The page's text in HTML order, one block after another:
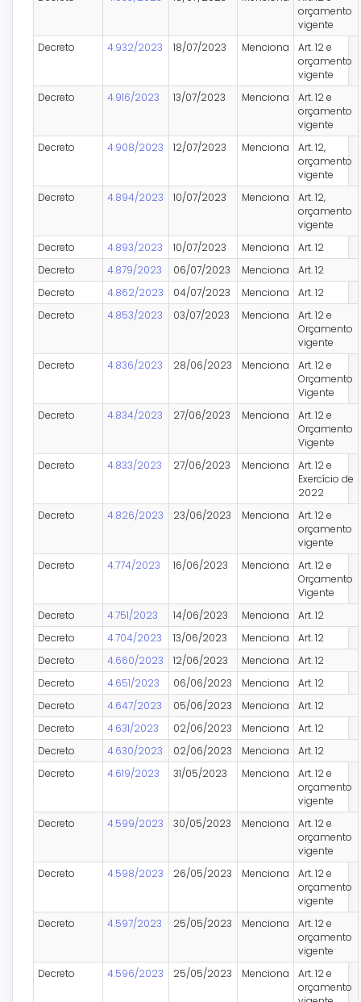
orçamento
vigente
Decreto
4.932/2023 18/07/2023 Menciona
Art. 12 e
orçamento
vigente
Decreto
4.916/2023 13/07/2023 Menciona
Art. 12 e
orçamento
vigente
Decreto
4.908/2023 12/07/2023 Menciona
Art. 12,
orçamento
vigente
Decreto
4.894/2023 10/07/2023 Menciona
Art. 12,
orçamento
vigente
Decreto
4.893/2023 10/07/2023 Menciona
Art. 12
Decreto
4.879/2023 06/07/2023 Menciona
Art. 12
Decreto
4.862/2023 04/07/2023 Menciona
Art. 12
Decreto
4.853/2023 03/07/2023 Menciona
Art. 12 e
Orçamento
vigente
Decreto
4.836/2023 28/06/2023 Menciona
Art. 12 e
Orçamento
Vigente
Decreto
4.834/2023 27/06/2023 Menciona
Art. 12 e
Orçamento
Vigente
Decreto
4.833/2023 27/06/2023 Menciona
Art. 12 e
Exercício de
2022
Decreto
4.826/2023 23/06/2023 Menciona
Art. 12 e
orçamento
vigente
Decreto
4.774/2023 16/06/2023 Menciona
Art. 12 e
Orçamento
Vigente
Decreto
4.751/2023 14/06/2023 Menciona
Art. 12
Decreto
4.704/2023 13/06/2023 Menciona
Art. 12
Decreto
4.660/2023 12/06/2023 Menciona
Art. 12
Decreto
4.651/2023 06/06/2023 Menciona
Art. 12
Decreto
4.647/2023 05/06/2023 Menciona
Art. 12
Decreto
4.631/2023 02/06/2023 Menciona
Art. 12
Decreto
4.630/2023 02/06/2023 Menciona
Art. 12
Decreto
4.619/2023 31/05/2023 Menciona
Art. 12 e
orçamento
vigente
Decreto
4.599/2023 30/05/2023 Menciona
Art. 12 e
orçamento
vigente
Decreto
4.598/2023 26/05/2023 Menciona
Art. 12 e
orçamento
vigente
Decreto
4.597/2023 25/05/2023 Menciona
Art. 12 e
orçamento
vigente
Decreto
4.596/2023 25/05/2023 Menciona
Art. 12 e
orçamento